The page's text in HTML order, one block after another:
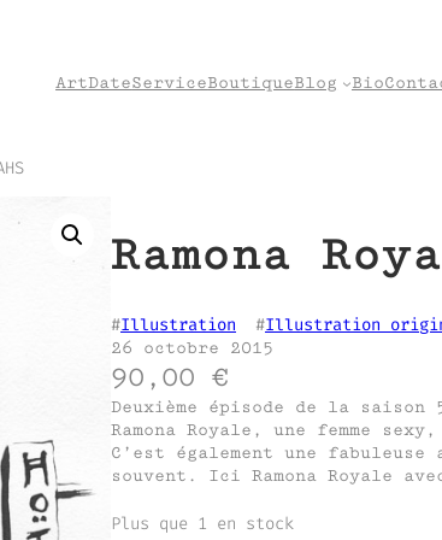
ArtDateServiceBoutiqueBlog Bio
Ramona
#Illustration
  #
Illustration
26 octobre 2015
90,00 €
Deuxième épisode de la
Ramona Royale, une femme
C’est également une
souvent. Ici Ramona Royale
Plus que 1 en stock